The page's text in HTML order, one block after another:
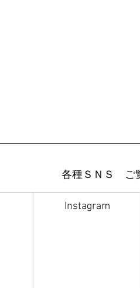
各種ＳＮＳ　ご
Instagram